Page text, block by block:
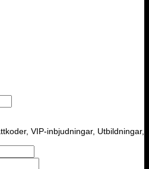
VIP-inbjudningar, Utbildningar,